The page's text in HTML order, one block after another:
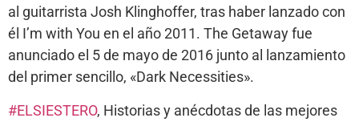
al guitarrista Josh Klinghoffer, tras haber lanzado con
él I’m with You en el año 2011. The Getaway fue
anunciado el 5 de mayo de 2016 junto al lanzamiento
del primer sencillo, «Dark Necessities».
#ELSIESTERO, Historias y anécdotas de las mejores